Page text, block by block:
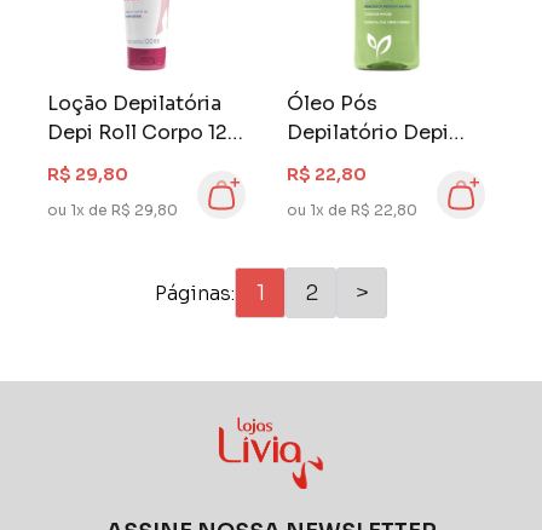
Loção Depilatória
Depi Roll Corpo 120
ml Hydrate
R$ 29,80
ou 1x de R$ 29,80
Óleo Pós
Depilatório Depi
Roll 140 ml
R$ 22,80
ou 1x de R$ 22,80
Páginas: 1 2 >